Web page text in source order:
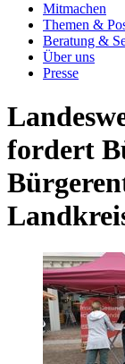
Mitmachen
Themen &
Beratung &
Über uns
Presse
fordert